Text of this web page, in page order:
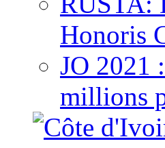
Honoris
JO 2021
millions